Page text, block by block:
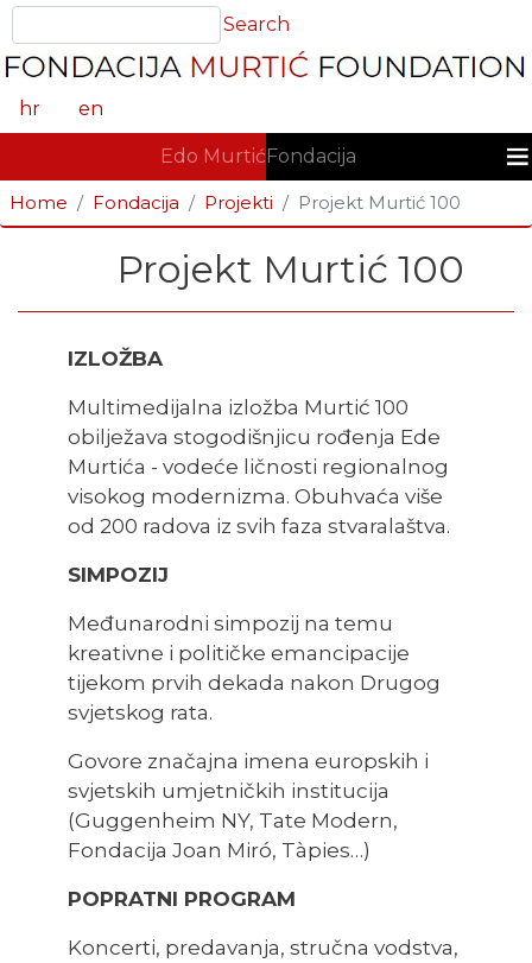
Skoči
glavni
Search
hr en
GLAVNA NAVIGACIJA
Edo MurtićFondacija
Home Fondacija Projekti Projekt Murtić 100
Projekt Murtić 100
IZLOŽBA
Multimedijalna izložba Murtić 100
obilježava stogodišnjicu rođenja Ede
Murtića - vodeće ličnosti regionalnog
visokog modernizma. Obuhvaća više
od 200 radova iz svih faza stvaralaštva.
SIMPOZIJ
Međunarodni simpozij na temu
kreativne i političke emancipacije
tijekom prvih dekada nakon Drugog
svjetskog rata.
Govore značajna imena europskih i
svjetskih umjetničkih institucija
(Guggenheim NY, Tate Modern,
Fondacija Joan Miró, Tàpies…)
POPRATNI PROGRAM
Koncerti, predavanja, stručna vodstva,